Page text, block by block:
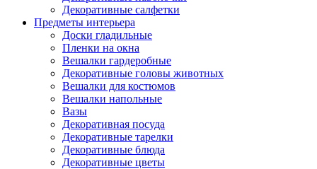
Декоративные салфетки
Предметы интерьера
Доски гладильные
Пленки на окна
Вешалки гардеробные
Декоративные головы животных
Вешалки для костюмов
Вешалки напольные
Вазы
Декоративная посуда
Декоративные тарелки
Декоративные блюда
Декоративные цветы